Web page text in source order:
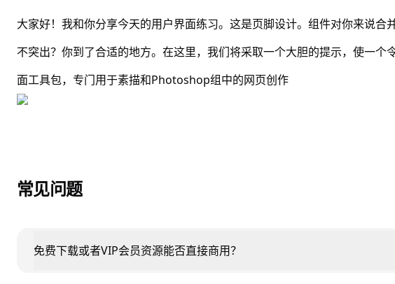
大家好！我和你分享今天的用户界面练习。这是页脚设计。组件对你来说
不突出？你到了合适的地方。在这里，我们将采取一个大胆的提示，使一
面工具包，专门用于素描和Photoshop组中的网页创作
常见问题
免费下载或者VIP会员资源能否直接商用？